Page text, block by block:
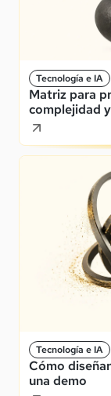
Tecnología e IA
Matriz para
complejidad
Tecnología e IA
Cómo
una demo